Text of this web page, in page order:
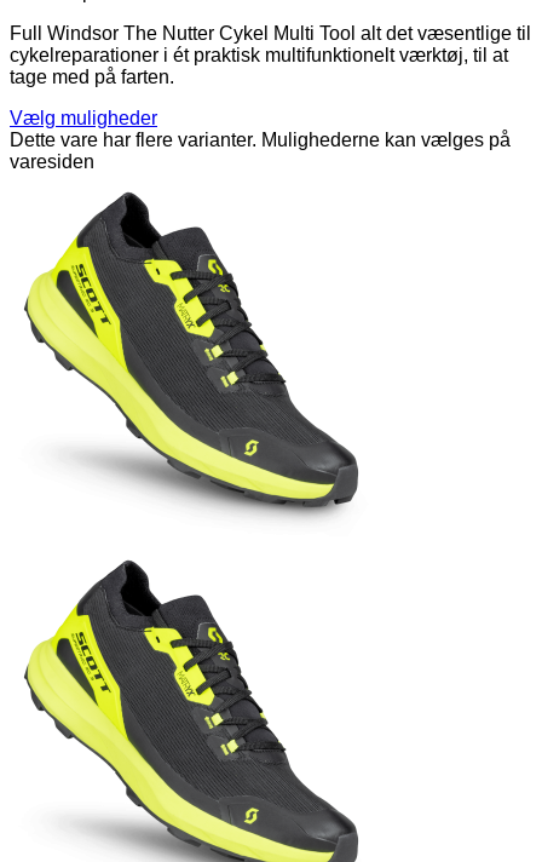
Full Windsor The Nutter Cykel Multi Tool alt det væsentlige til
cykelreparationer i ét praktisk multifunktionelt værktøj, til at
tage med på farten.
Vælg muligheder
Dette vare har flere varianter. Mulighederne kan vælges på
varesiden